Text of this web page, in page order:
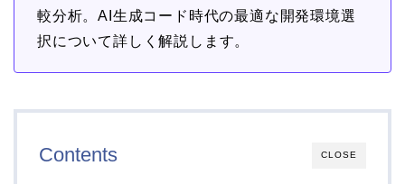
較分析。AI生成コード時代の最適な開発環境選
択について詳しく解説します。
CLOSE
Contents